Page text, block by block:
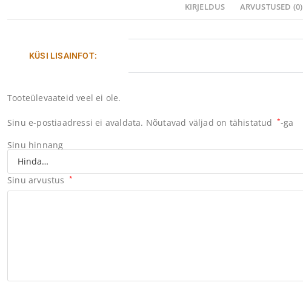
KIRJELDUS ARVUSTUSED (0)
KÜSI LISAINFOT:
Tooteülevaateid veel ei ole.
Sinu e-postiaadressi ei avaldata. Nõutavad väljad on tähistatud *-ga
Sinu hinnang
Sinu arvustus *